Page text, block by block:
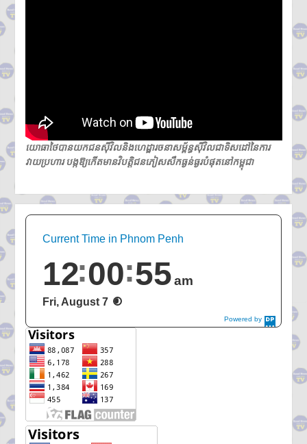
យោធាថៃបានយកជនស៊ីវិលនិងហេដ្ឋារចនាសម្ព័ន្ធស៊ីវិលជាទិសដៅនៃការ
វាយប្រហារ បង្កឱ្យកើតមានវិបត្តិជនភៀសសឹកធ្ងន់ធ្ងរបំផុតនៅកម្ពុជា
Powered by
DaysPedia.c
Current Time in Phnom Penh
12 00 55am
Fri, August 7